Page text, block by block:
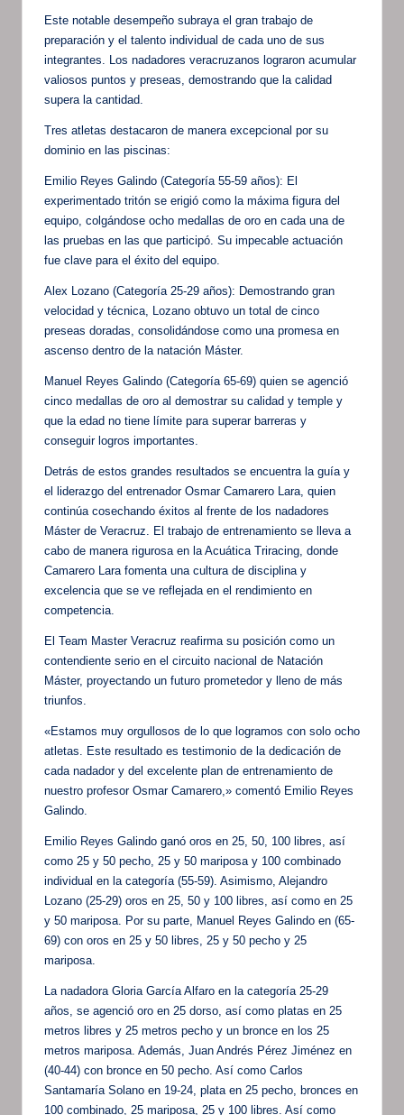
Este notable desempeño subraya el gran trabajo de
preparación y el talento individual de cada uno de sus
integrantes. Los nadadores veracruzanos lograron acumular
valiosos puntos y preseas, demostrando que la calidad
supera la cantidad.
Tres atletas destacaron de manera excepcional por su
dominio en las piscinas:
Emilio Reyes Galindo (Categoría 55-59 años): El
experimentado tritón se erigió como la máxima figura del
equipo, colgándose ocho medallas de oro en cada una de
las pruebas en las que participó. Su impecable actuación
fue clave para el éxito del equipo.
Alex Lozano (Categoría 25-29 años): Demostrando gran
velocidad y técnica, Lozano obtuvo un total de cinco
preseas doradas, consolidándose como una promesa en
ascenso dentro de la natación Máster.
Manuel Reyes Galindo (Categoría 65-69) quien se agenció
cinco medallas de oro al demostrar su calidad y temple y
que la edad no tiene límite para superar barreras y
conseguir logros importantes.
Detrás de estos grandes resultados se encuentra la guía y
el liderazgo del entrenador Osmar Camarero Lara, quien
continúa cosechando éxitos al frente de los nadadores
Máster de Veracruz. El trabajo de entrenamiento se lleva a
cabo de manera rigurosa en la Acuática Triracing, donde
Camarero Lara fomenta una cultura de disciplina y
excelencia que se ve reflejada en el rendimiento en
competencia.
El Team Master Veracruz reafirma su posición como un
contendiente serio en el circuito nacional de Natación
Máster, proyectando un futuro prometedor y lleno de más
triunfos.
«Estamos muy orgullosos de lo que logramos con solo ocho
atletas. Este resultado es testimonio de la dedicación de
cada nadador y del excelente plan de entrenamiento de
nuestro profesor Osmar Camarero,» comentó Emilio Reyes
Galindo.
Emilio Reyes Galindo ganó oros en 25, 50, 100 libres, así
como 25 y 50 pecho, 25 y 50 mariposa y 100 combinado
individual en la categoría (55-59). Asimismo, Alejandro
Lozano (25-29) oros en 25, 50 y 100 libres, así como en 25
y 50 mariposa. Por su parte, Manuel Reyes Galindo en (65-
69) con oros en 25 y 50 libres, 25 y 50 pecho y 25
mariposa.
La nadadora Gloria García Alfaro en la categoría 25-29
años, se agenció oro en 25 dorso, así como platas en 25
metros libres y 25 metros pecho y un bronce en los 25
metros mariposa. Además, Juan Andrés Pérez Jiménez en
(40-44) con bronce en 50 pecho. Así como Carlos
Santamaría Solano en 19-24, plata en 25 pecho, bronces en
100 combinado, 25 mariposa, 25 y 100 libres. Así como